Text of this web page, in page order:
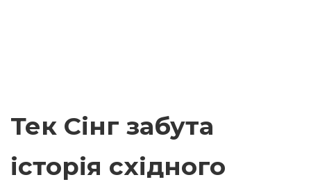
Тек Сінг забута
історія східного